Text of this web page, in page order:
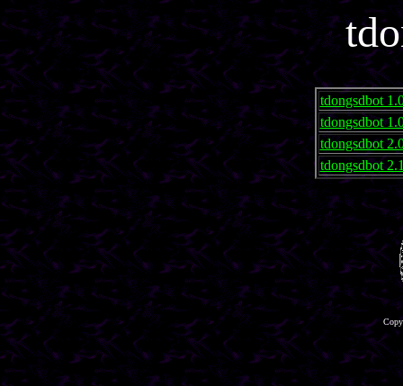
tdongsdbot
tdongsdbot
tdongsdbot
tdongsdbot